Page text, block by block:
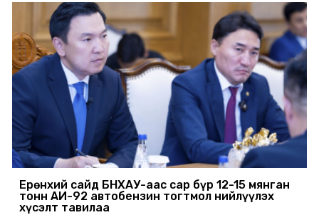
Ерөнхий сайд БНХАУ-аас сар бүр 12-15 мянган
тонн АИ-92 автобензин тогтмол нийлүүлэх
хүсэлт тавилаа